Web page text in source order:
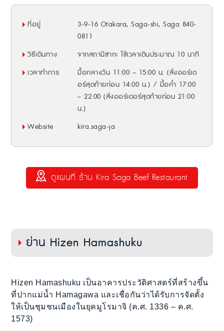
ที่อยู่
3-9-16 Otakara, Saga-shi, Saga 840-
0811
วิธีเดินทาง
จากสถานีซากะ ใช้เวลาเดินประมาณ 10 นาที
เวลาทำการ
มื้อกลางวัน 11:00 – 15:00 น. (สั่งออร์เด
อร์สุดท้ายก่อน 14:00 น.) / มื้อค่ำ 17:00
– 22:00 (สั่งออร์เดอร์สุดท้ายก่อน 21:00
น.)
Website
kira.saga-ja
ดูแผนที่ ร้าน Kira Saga Beef Restaurant
ย่าน Hizen Hamashuku
Hizen Hamashuku เป็นอาคารประวัติศาสตร์ที่สร้างขึ้น
ที่ปากแม่น้ำ Hamagawa และเชื่อกันว่าได้รับการจัดตั้ง
ให้เป็นชุมชนเมืองในยุคมูโรมาจิ (ค.ศ. 1336 – ค.ศ.
1573)